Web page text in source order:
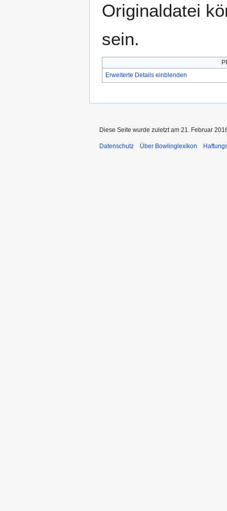
Originaldatei
sein.
Erweiterte Details einblenden
Diese Seite wurde zuletzt am 21. Februar
Datenschutz Über Bowlinglexikon